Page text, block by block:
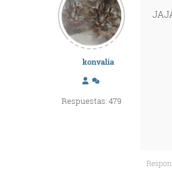
konvalia
Respuestas: 479